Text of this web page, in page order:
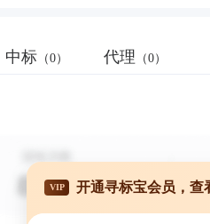
中标 （0） 代理 （0）
VIP 开通寻标宝会员，查